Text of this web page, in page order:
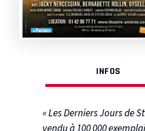
INFOS
« Les Derniers Jours de